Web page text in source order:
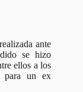
ante
se hizo
ellos a los
para un ex